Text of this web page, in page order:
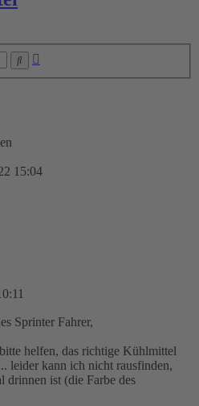
15:04
Sprinter Fahrer,
helfen, das richtige Kühlmittel
leider kann ich nicht rausfinden,
ist (die Farbe des